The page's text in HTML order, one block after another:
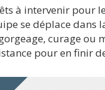
à intervenir pour
se déplace dans
curage
pour en finir